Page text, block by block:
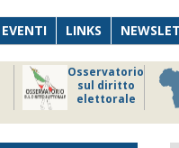
EVENTI LINKS
Osservatorio
sul diritto
elettorale